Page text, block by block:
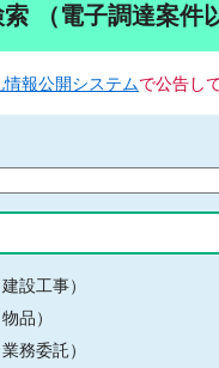
（電子調達案件
情報公開システムで公告し
設工事）
品）
務委託）